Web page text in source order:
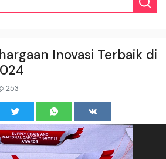
Inovasi Terbaik di
253